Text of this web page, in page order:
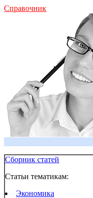
Справочник
Сборник статей
Статьи тематикам:
Экономика